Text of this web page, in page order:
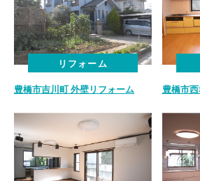
ホー
HOME
施工
CASE
リフォーム
豊橋市吉川町 外壁リフォーム 豊橋市